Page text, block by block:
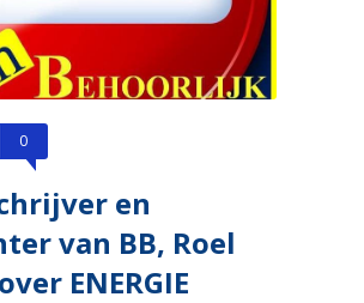
0
en
van BB, Roel
ENERGIE